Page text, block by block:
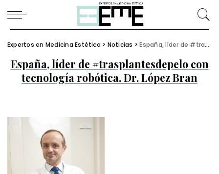
Expertos en Medicina Estética > Noticias >España, líder de #trasplantesdepelo con tecnología robótica. Dr. López Bran
España, líder de #trasplantesdepelo con
tecnología robótica. Dr. López Bran